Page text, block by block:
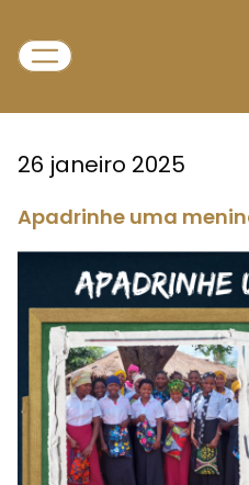
26 janeiro 2025
Apadrinhe uma